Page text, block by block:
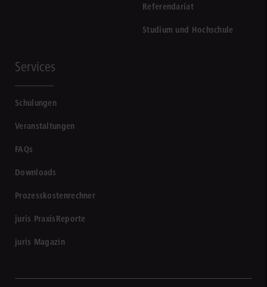
Referendariat
Studium und Hochschule
Services
Schulungen
Veranstaltungen
FAQs
Downloads
Prozesskostenrechner
juris PraxisReporte
juris Magazin